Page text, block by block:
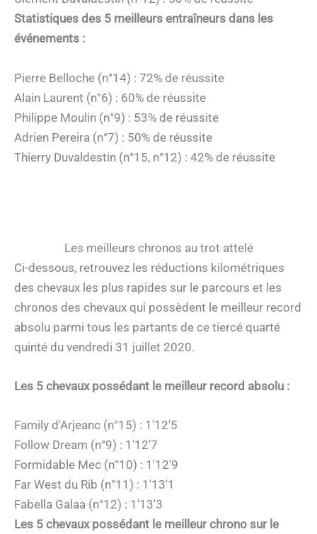
Statistiques des 5 meilleurs entraîneurs dans les
événements :
Pierre Belloche (n°14) : 72% de réussite
Alain Laurent (n°6) : 60% de réussite
Philippe Moulin (n°9) : 53% de réussite
Adrien Pereira (n°7) : 50% de réussite
Thierry Duvaldestin (n°15, n°12) : 42% de réussite
Les meilleurs chronos au trot attelé
Ci-dessous, retrouvez les réductions kilométriques
des chevaux les plus rapides sur le parcours et les
chronos des chevaux qui possèdent le meilleur record
absolu parmi tous les partants de ce tiercé quarté
quinté du vendredi 31 juillet 2020.
Les 5 chevaux possédant le meilleur record absolu :
Family d'Arjeanc (n°15) : 1'12'5
Follow Dream (n°9) : 1'12'7
Formidable Mec (n°10) : 1'12'9
Far West du Rib (n°11) : 1'13'1
Fabella Galaa (n°12) : 1'13'3
Les 5 chevaux possédant le meilleur chrono sur le